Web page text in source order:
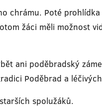
chrámu. Poté
žáci měli možnost
ani poděbradský
Poděbrad a
spolužáků.